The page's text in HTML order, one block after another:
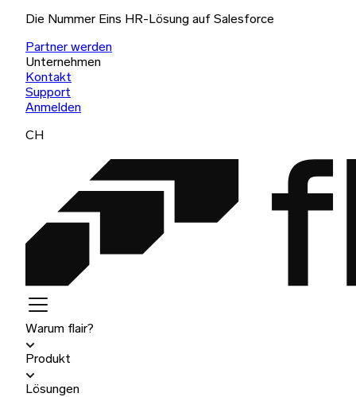
Die Nummer Eins HR-Lösung auf Salesforce
Partner werden
Unternehmen
Kontakt
Support
Anmelden
CH
Warum flair?
Produkt
Lösungen